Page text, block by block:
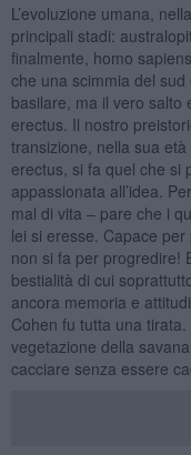
L’evoluzione umana,
principali stadi:
finalmente, homo
che una scimmia del sud
basilare, ma il vero salto
erectus. Il nostro
transizione, nella sua
erectus, si fa quel che si
appassionata all’idea.
mal di vita – pare che i
lei si eresse. Capace
non si fa per progredire!
bestialità di cui
ancora memoria e
Cohen fu tutta una
vegetazione della
cacciare senza essere